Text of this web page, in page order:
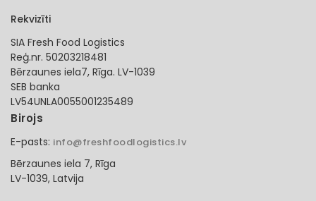
Rekvizīti
SIA Fresh Food Logistics
Reģ.nr. 50203218481
Bērzaunes iela7, Rīga. LV-1039
SEB banka
LV54UNLA0055001235489
Birojs
E-pasts: info@freshfoodlogistics.lv
Bērzaunes iela 7, Rīga
LV-1039, Latvija